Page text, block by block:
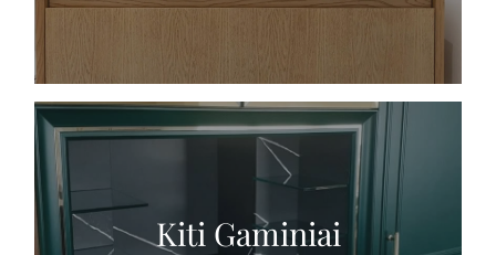
Kiti Gaminiai
PERŽIŪRĖTI GAMINIUS